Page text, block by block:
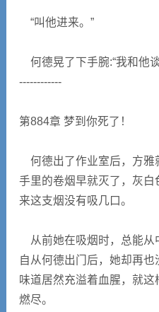
“叫他进来。”
何德晃了下手腕:“我和他
------------
第884章 梦到你死了！
何德出了作业室后，方雅
手里的卷烟早就灭了，灰
来这支烟没有吸几口。
从前她在吸烟时，总能从
自从何德出门后，她却再
味道居然充溢着血腥，就
燃尽。